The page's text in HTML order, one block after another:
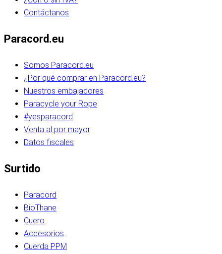
Contáctanos
Paracord.eu
Somos Paracord.eu
¿Por qué comprar en Paracord.eu?
Nuestros embajadores
Paracycle your Rope
#yesparacord
Venta al por mayor
Datos fiscales
Surtido
Paracord
BioThane
Cuero
Accesorios
Cuerda PPM